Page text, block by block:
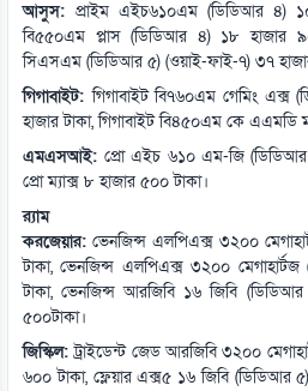
আসুস: প্রাইম এইচ৬১০এম (ডিডিআর ৪)
বি৫৫০এম প্লাস (ডিডিআর ৪) ১৮ হাজার
সিএসএম (ডিডিআর ৫) (ওয়াই-ফাই-৭) ৩৭
গিগাবাইট:গিগাবাইট বি৭৬০এম গেমিং এক্স
হাজার টাকা, গিগাবাইট বি৪৫০এম কে এএমডি
এমএসআই:প্রো এইচ ৬১০ এম-জি (ডিডিআর
প্রো ম্যাক্স ৮ হাজার ৫০০ টাকা।
র‌্যাম
করজেয়ার: ভেনজিন্স এলপিএক্স ৩২০০
টাকা, ভেনজিন্স এলপিএক্স ৩২০০
টাকা, ভেনজিন্স আরজিবি ১৬ জিবি
৫০০টাকা।
জিস্কিল:ট্রাইডেন্ট জেড আরজিবি ৩২০০
৬০০ টাকা, ফ্লেয়ার এক্স৫ ১৬ জিবি (ডিডিআর